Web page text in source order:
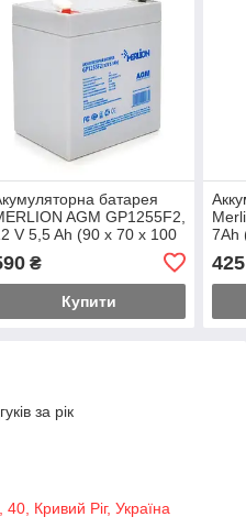
батарея
AGM GP1255F2,
V 5,5 Ah (90 х 70 х 100
₴
Купити
7Ah
425
за рік
Кривий Ріг, Україна